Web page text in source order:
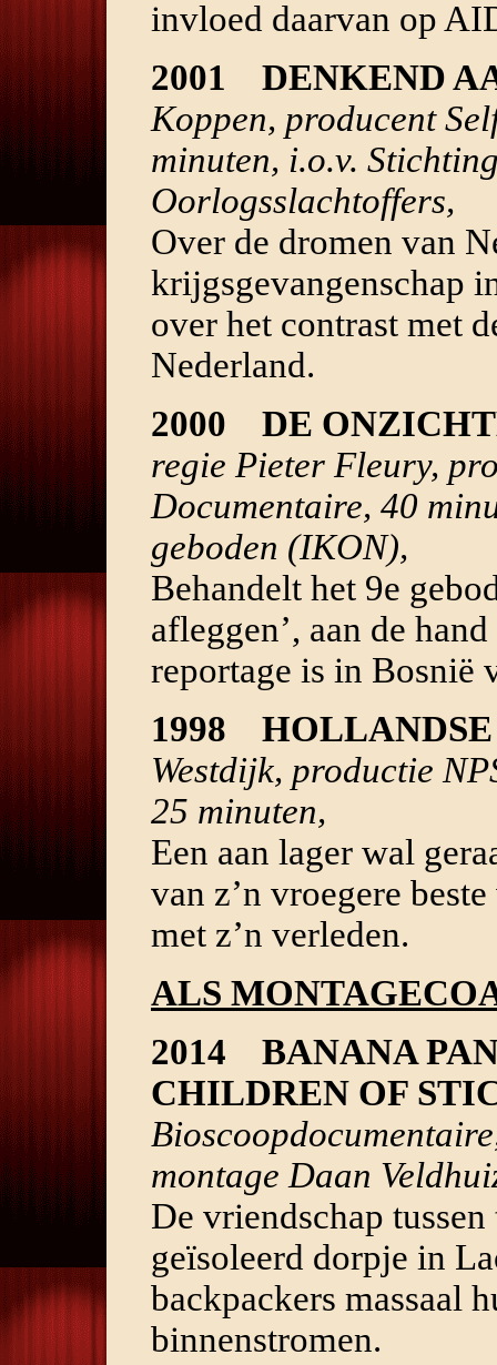
invloed daarvan op
2001
DENKEND
Koppen, producent
minuten, i.o.v.
Oorlogsslachtoffers,
Over de dromen van
krijgsgevangenschap
over het contrast met
Nederland.
2000
DE
regie Pieter Fleury,
Documentaire, 40
geboden (IKON),
Behandelt het 9e
afleggen’, aan de
reportage is in Bosnië
1998
Westdijk, productie
25 minuten,
Een aan lager wal
van z’n vroegere
met z’n verleden.
ALS
2014 BANANA
CHILDREN OF
montage Daan
De vriendschap
geïsoleerd dorpje in
backpackers massaal
binnenstromen.